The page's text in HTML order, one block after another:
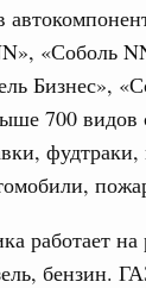
«Соболь
Бизнес»,
700
работает
бензин.
технологий
Кравцов
на